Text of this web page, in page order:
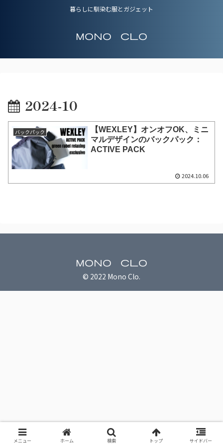
暮らしに馴染む服とガジェット
Mono Clo
2024-10
バックパック
【WEXLEY】オンオフOK、ミニ
マルデザインのバックパック：
ACTIVE PACK
2024.10.06
Mono Clo
© 2022 Mono Clo.
メニュー ホーム 検索 トップ サイドバー